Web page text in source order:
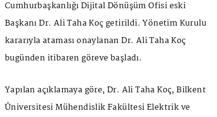
Cumhurbaşkanlığı Dijital Dönüşüm Ofisi eski
Başkanı Dr. Ali Taha Koç getirildi. Yönetim Kurulu
kararıyla ataması onaylanan Dr. Ali Taha Koç
bugünden itibaren göreve başladı.
Yapılan açıklamaya göre, Dr. Ali Taha Koç, Bilkent
Üniversitesi Mühendislik Fakültesi Elektrik ve